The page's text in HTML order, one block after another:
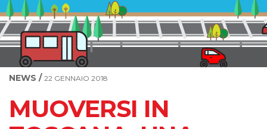
NEWS / 22 GENNAIO 2018
MUOVERSI IN